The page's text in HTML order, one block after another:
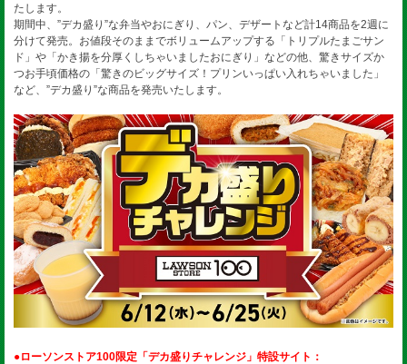
たします。
期間中、”デカ盛り”な弁当やおにぎり、パン、デザートなど計14商品を2週に
分けて発売。お値段そのままでボリュームアップする「トリプルたまごサン
ド」や「かき揚を分厚くしちゃいましたおにぎり」などの他、驚きサイズか
つお手頃価格の「驚きのビッグサイズ！プリンいっぱい入れちゃいました」
など、”デカ盛り”な商品を発売いたします。
●ローソンストア100限定「デカ盛りチャレンジ」特設サイト：